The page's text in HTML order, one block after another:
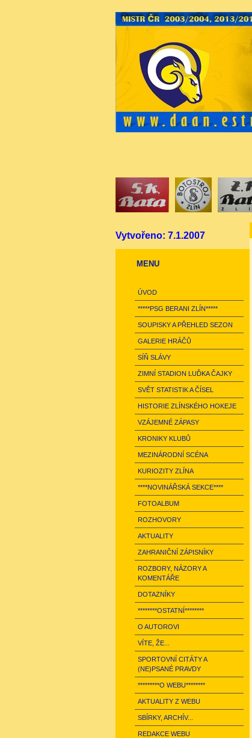
Vytvořeno: 7.1.2007
MENU
ÚVOD
*****PSG BERANI ZLÍN*****
SOUPISKY A PŘEHLED SEZON
GALERIE HRÁČŮ
SÍŇ SLÁVY
ZIMNÍ STADION LUĎKA ČAJKY
SVĚT STATISTIK A ČÍSEL
HISTORIE ZLÍNSKÉHO HOKEJE
VZÁJEMNÉ ZÁPASY
KRONIKY KLUBŮ
MEZINÁRODNÍ SCÉNA
KURIOZITY ZLÍNA
****NOVINÁŘSKÁ SEKCE****
FOTOALBUM
ROZHOVORY
AKTUALITY
ZAHRANIČNÍ ZÁPISNÍKY
ROZBORY, NÁZORY A
KOMENTÁŘE
DOTAZNÍKY
********OSTATNÍ********
O AUTOROVI
VÍTE, ŽE...
SPORTOVNÍ CITÁTY A
(NE)PSANÉ PRAVDY
*********O WEBU********
AKTUALITY Z WEBU
SBÍRKY, ARCHÍV...
REDAKCE WEBU